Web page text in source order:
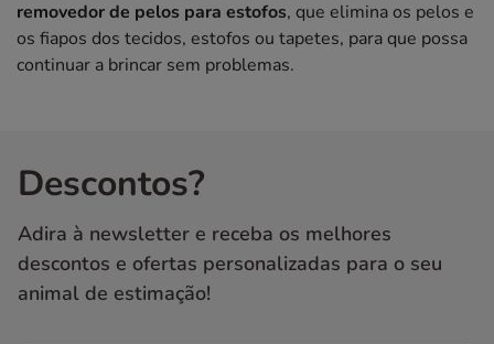
removedor de pelos para estofos, que elimina os pelos e
os fiapos dos tecidos, estofos ou tapetes, para que possa
continuar a brincar sem problemas.
Descontos?
Adira à newsletter e receba os melhores
descontos e ofertas personalizadas para o seu
animal de estimação!